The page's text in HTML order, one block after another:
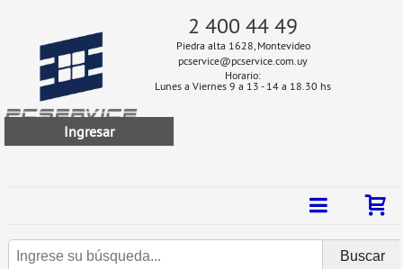
2 400 44 49
Piedra alta 1628, Montevideo
pcservice@pcservice.com.uy
Horario:
Lunes a Viernes 9 a 13 - 14 a 18.30 hs
Ingresar